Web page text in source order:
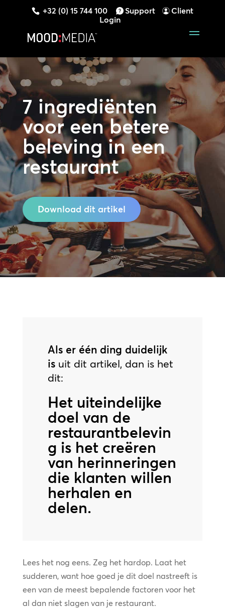
+32 (0) 15 744 100 Support
Client
Login
7 ingrediënten
voor eenbetere
beleving in een
restaurant
Download dit artikel
Als er één ding duidelijk
isuit dit artikel, dan is het
dit:
Het uiteindelijke
doel van de
restaurantbelevin
g is het creëren
van herinneringen
die klanten willen
herhalen en
delen.
Lees het nog eens. Zeg het hardop. Laat het
sudderen, want hoe goed je dit doel nastreeft is
een van de meest bepalende factoren voor het
al dan niet slagen van je restaurant.